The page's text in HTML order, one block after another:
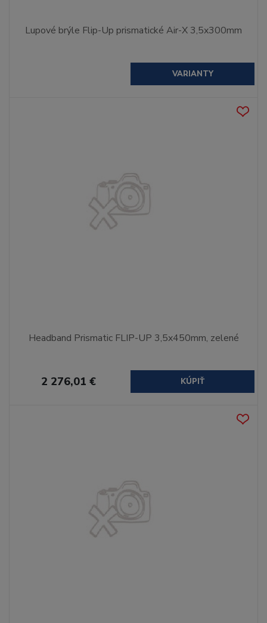
Lupové brýle Flip-Up prismatické Air-X 3,5x300mm
VARIANTY
Headband Prismatic FLIP-UP 3,5x450mm, zelené
2 276,01 € KÚPIŤ